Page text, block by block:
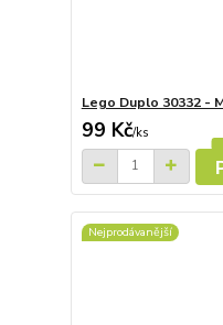
Lego Duplo 30332 -
99 Kč/ks
Nejprodávanější